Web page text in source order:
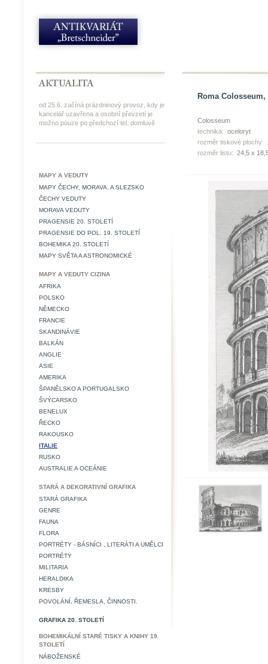
od 25.6. začíná prázdninový provoz, kdy je
kancelář uzavřena a osobní převzetí je
možno pouze po předchozí tel. domluvě
MAPY A VEDUTY
MAPY ČECHY, MORAVA, A SLEZSKO
ČECHY VEDUTY
MORAVA VEDUTY
PRAGENSIE 20. STOLETÍ
PRAGENSIE DO POL. 19. STOLETÍ
BOHEMIKA 20. STOLETÍ
MAPY SVĚTA A ASTRONOMICKÉ
MAPY A VEDUTY CIZINA
AFRIKA
POLSKO
NĚMECKO
FRANCIE
SKANDINÁVIE
BALKÁN
ANGLIE
ASIE
AMERIKA
ŠPANĚLSKO A PORTUGALSKO
ŠVÝCARSKO
BENELUX
ŘECKO
RAKOUSKO
ITALIE
RUSKO
AUSTRALIE A OCEÁNIE
STARÁ A DEKORATIVNÍ GRAFIKA
STARÁ GRAFIKA
GENRE
FAUNA
FLORA
PORTRÉTY - BÁSNÍCI , LITERÁTI A UMĚLCI
PORTRÉTY
MILITARIA
HERALDIKA
KRESBY
POVOLÁNÍ, ŘEMESLA, ČINNOSTI.
GRAFIKA 20. STOLETÍ
BOHEMIKÁLNÍ STARÉ TISKY A KNIHY 19.
STOLETÍ
NÁBOŽENSKÉ
Roma
Colosseum
technika: oceloryt
rozměr tiskové plochy:
rozměr listu: 24,5 x